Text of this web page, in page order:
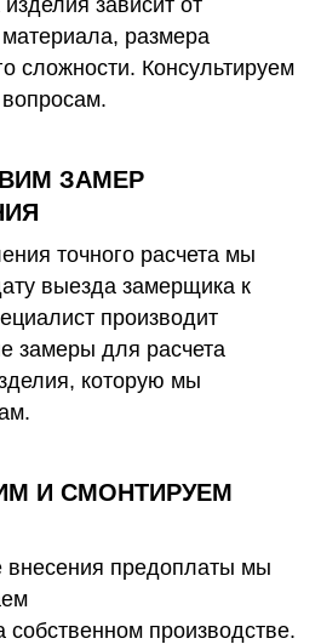
размера
сложности. Консультируем
ЗАМЕР
точного расчета мы
выезда замерщика к
производит
замеры для расчета
которую мы
И СМОНТИРУЕМ
внесения предоплаты мы
собственном производстве.